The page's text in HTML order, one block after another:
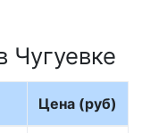
Чугуевке
Цена (руб)